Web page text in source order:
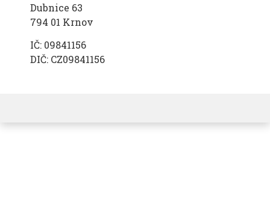
Dubnice 63
794 01 Krnov
IČ: 09841156
DIČ: CZ09841156